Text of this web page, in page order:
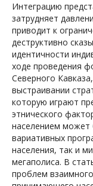
Интеграцию
затрудняет
приводит к
деструктивно
идентичности
ходе проведения
Северного
выстраивании
которую играют
этнического
населением может
вариативных
населения, так и
мегаполиса. В
проблем